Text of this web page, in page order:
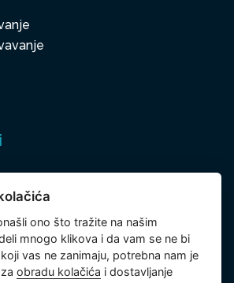
i drugih obrađivanih podataka
ono što tražite na našim
mnogo klikova i da vam se ne bi
vas ne zanimaju, potrebna nam je
zaobradu kolačića i dostavljanje